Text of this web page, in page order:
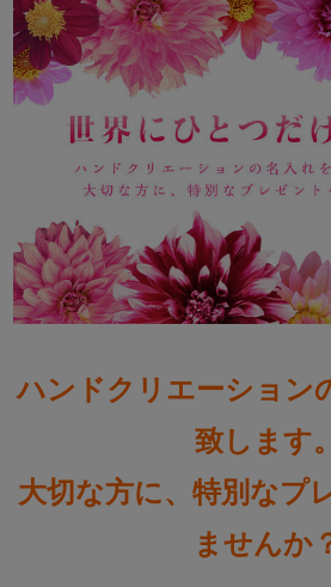
ハンドクリエーション
致します。
大切な方に、特別なプ
ませんか